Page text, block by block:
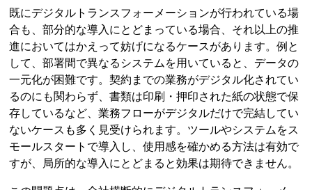
既にデジタルトランスフォーメーションが行われている場
合も、部分的な導入にとどまっている場合、それ以上の推
進においてはかえって妨げになるケースがあります。例と
して、部署間で異なるシステムを用いていると、データの
一元化が困難です。契約までの業務がデジタル化されてい
るのにも関わらず、書類は印刷・押印された紙の状態で保
存しているなど、業務フローがデジタルだけで完結してい
ないケースも多く見受けられます。ツールやシステムをス
モールスタートで導入し、使用感を確かめる方法は有効で
すが、局所的な導入にとどまると効果は期待できません。